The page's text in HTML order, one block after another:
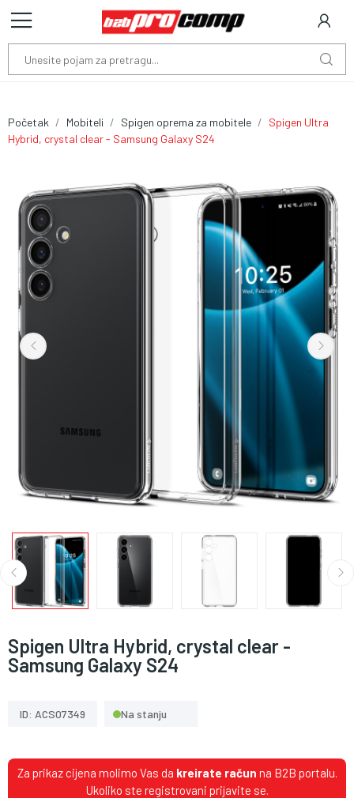
Početak Mobiteli Spigen oprema za mobitele
Spigen Ultra
Hybrid, crystal clear - Samsung Galaxy S24
Spigen Ultra Hybrid, crystal clear -
Samsung Galaxy S24
ID: ACS07349 Na stanju
Za prikaz cijena molimo Vas da kreirate račun na B2B portalu.
Ukoliko ste registrovani prijavite se.